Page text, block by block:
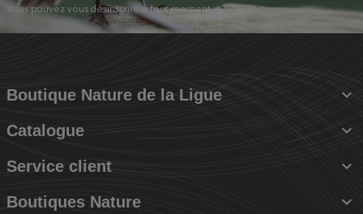
Vous pouvez vous désinscrire à tout moment.
Boutique Nature de la Ligue 
Catalogue 
Service client 
Boutiques Nature 